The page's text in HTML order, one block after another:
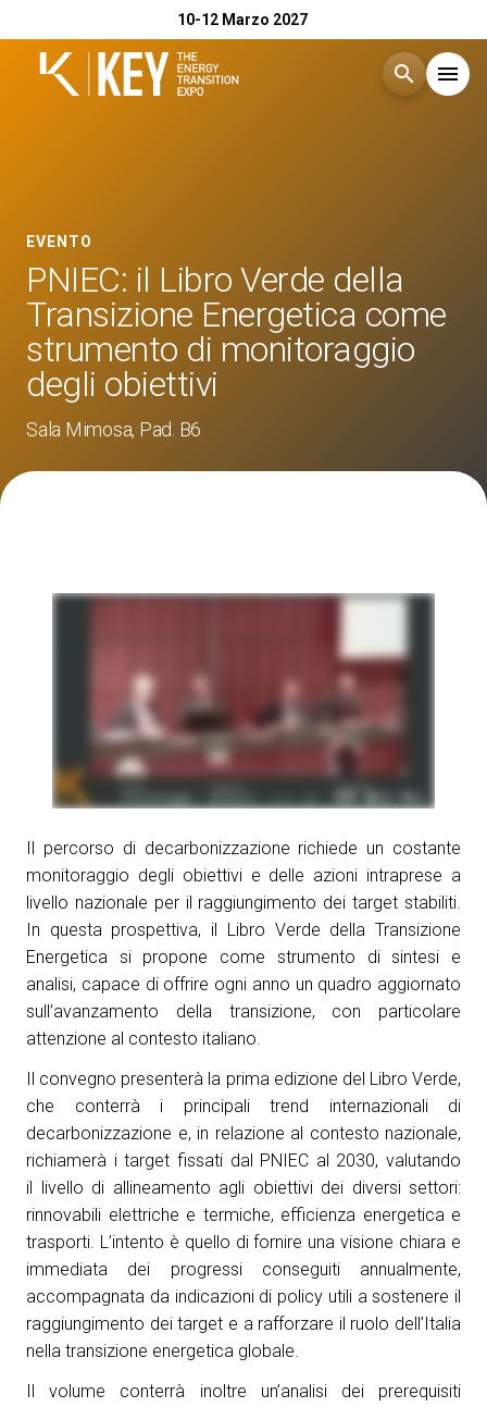
10-12 Marzo 2027
search menu
Visita
Catalogo Espositori 2026
Eventi
ESPONI A KEY27 arrow_circle_right
AREA RISERVATA VISITATORI
person
A cura di: ITEN
EVENTO
PNIEC: il Libro Verde della
Transizione Energetica come
strumento di monitoraggio
degli obiettivi
Sala Mimosa, Pad. B6
Il percorso di decarbonizzazione richiede un costante
monitoraggio degli obiettivi e delle azioni intraprese a
livello nazionale per il raggiungimento dei target stabiliti.
In questa prospettiva, il Libro Verde della Transizione
Energetica si propone come strumento di sintesi e
analisi, capace di offrire ogni anno un quadro aggiornato
sull’avanzamento della transizione, con particolare
attenzione al contesto italiano.
Il convegno presenterà la prima edizione del Libro Verde,
che conterrà i principali trend internazionali di
decarbonizzazione e, in relazione al contesto nazionale,
richiamerà i target fissati dal PNIEC al 2030, valutando
il livello di allineamento agli obiettivi dei diversi settori:
rinnovabili elettriche e termiche, efficienza energetica e
trasporti. L’intento è quello di fornire una visione chiara e
immediata dei progressi conseguiti annualmente,
accompagnata da indicazioni di policy utili a sostenere il
raggiungimento dei target e a rafforzare il ruolo dell’Italia
nella transizione energetica globale.
Il volume conterrà inoltre un’analisi dei prerequisiti